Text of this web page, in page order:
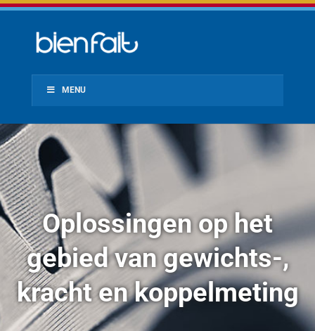
MENU
Oplossingen op het
gebied van gewichts-,
kracht en koppelmeting